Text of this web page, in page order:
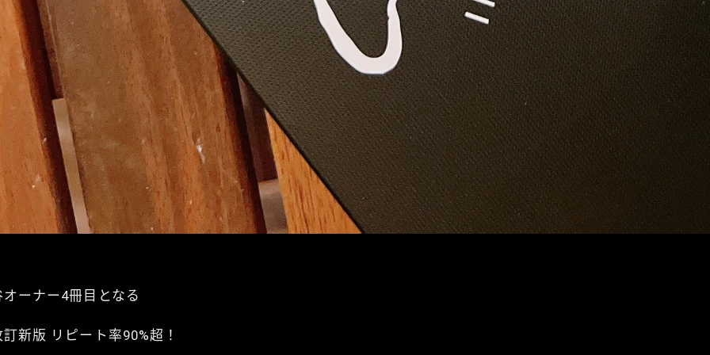
オーナー4冊目となる
新版 リピート率90%超！